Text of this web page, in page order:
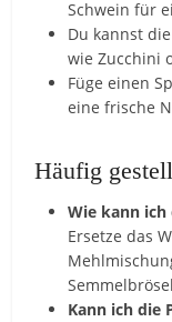
Schwein für
Du kannst
wie Zucchini
Füge einen
eine frische
Häufig
Wie kann ich
Ersetze das
Kann ich die